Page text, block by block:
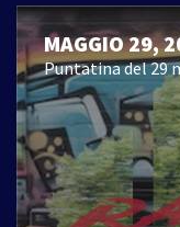
MAGGIO 29,
Puntatina del 29